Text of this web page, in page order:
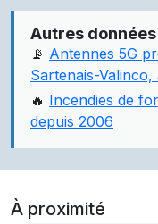
Autres
📡 Antennes 5G
Sartenais-
🔥 Incendies de
depuis 2006
À proximité